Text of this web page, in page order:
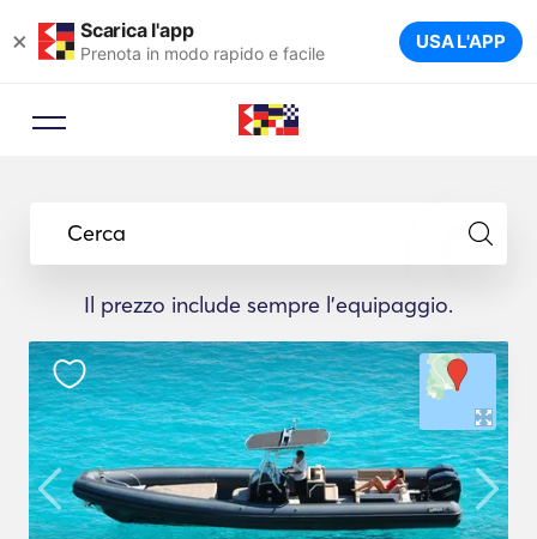
× Scarica l'app
Prenota in modo rapido e facile USA L'APP
Cerca
Il prezzo include sempre l'equipaggio.